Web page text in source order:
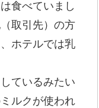
食べていまし
取引先）の方
ホテルでは乳
ているみたい
ルクが使われ